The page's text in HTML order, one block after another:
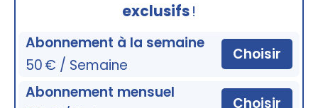
exclusifs!
Abonnement à la semaine
50 € / Semaine
Choisir
Abonnement mensuel
Choisir